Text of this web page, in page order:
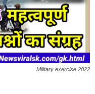
Military exercise 2022